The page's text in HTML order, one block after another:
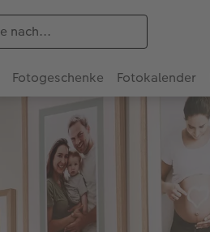
Fotogeschenke Fotokalender